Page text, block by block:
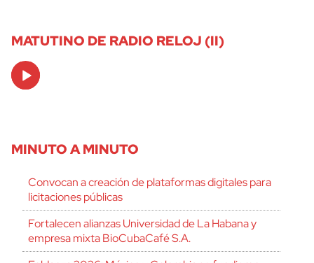
MATUTINO DE RADIO RELOJ (II)
Audio
Player
MINUTO A MINUTO
Convocan a creación de plataformas digitales para
licitaciones públicas
Fortalecen alianzas Universidad de La Habana y
empresa mixta BioCubaCafé S.A.